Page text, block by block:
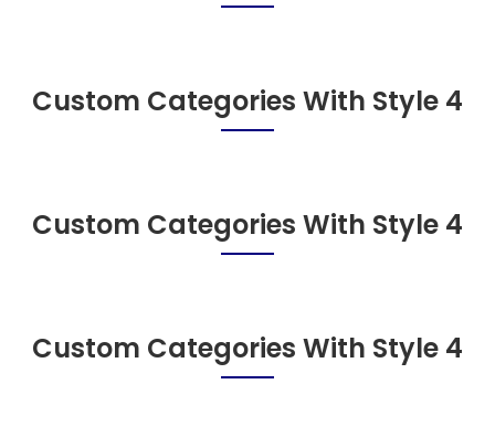
Custom Categories With Style 4
Custom Categories With Style 4
Custom Categories With Style 4